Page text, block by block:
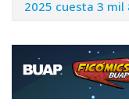
2025 cuesta 3 mil